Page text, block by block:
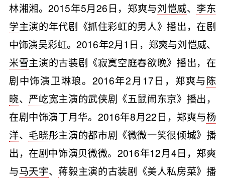
林湘湘。2015年5月26日，郑爽与刘恺威、 李东
学主演的年代剧《抓住彩虹的男人》播出，在剧
中饰演吴彩虹。2016年2月1日，郑爽与刘恺威、
米雪主演的古装剧《寂寞空庭春欲晚》播出，在
剧中饰演卫琳琅。2016年2月17日，郑爽与陈
晓、 严屹宽主演的武侠剧《五鼠闹东京》播出，
在剧中饰演丁月华。2016年8月22日，郑爽与杨
洋、 毛晓彤主演的都市剧《微微一笑很倾城》播
出，在剧中饰演贝微微。2016年12月4日，郑爽
与马天宇、蒋毅主演的古装剧《美人私房菜》播